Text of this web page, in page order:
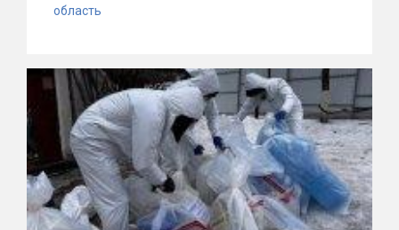
область